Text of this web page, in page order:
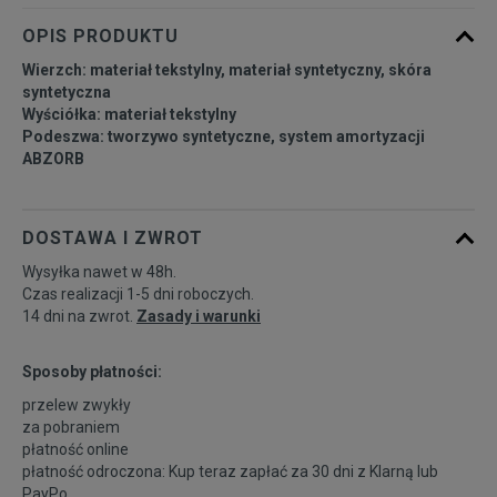
42,5 27 cm Powiadom o dostępności
43 27,5 cm Powiadom o dostępności
44,5 28,5 cm
29 cm
OPIS PRODUKTU
Wierzch: materiał tekstylny, materiał syntetyczny, skóra
syntetyczna
Wyściółka: materiał tekstylny
Podeszwa: tworzywo syntetyczne, system amortyzacji
ABZORB
DOSTAWA I ZWROT
Wysyłka nawet w 48h.
Czas realizacji 1-5 dni roboczych.
14 dni na zwrot. Zasady i warunki
Sposoby płatności:
przelew zwykły
za pobraniem
płatność online
płatność odroczona: Kup teraz zapłać za 30 dni z Klarną lub